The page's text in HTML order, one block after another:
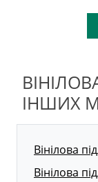
ІНШИХ
Вінілова
Вінілова